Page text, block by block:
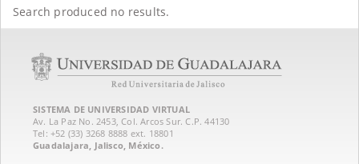
Search produced no results.
SISTEMA DE UNIVERSIDAD VIRTUAL
Av. La Paz No. 2453, Col. Arcos Sur. C.P. 44130
Tel: +52 (33) 3268 8888‏ ext. 18801
Guadalajara, Jalisco, México.